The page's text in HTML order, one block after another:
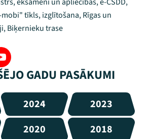
tīkls, izglītošana, Rīgas un
Biķernieku trase
GADU PASĀKUMI
2024
2023
2020 2018